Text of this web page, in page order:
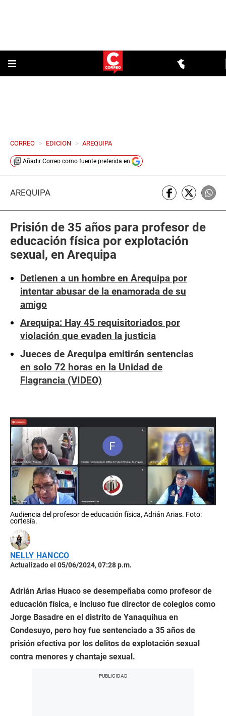
CORREO > EDICION > AREQUIPA
Añadir Correo como fuente preferida en
AREQUIPA
Prisión de 35 años para profesor de
educación física por explotación
sexual, en Arequipa
Detienen a un hombre en Arequipa por
intentar abusar de la enamorada de su
amigo
Arequipa: Hay 45 requisitoriados por
violación que evaden la justicia
Jueces de Arequipa emitirán sentencias
en solo 72 horas en la Unidad de
Flagrancia (VIDEO)
Audiencia del profesor de educación física, Adrián Arias. Foto:
cortesía.
NELLY HANCCO
Actualizado el 05/06/2024, 07:28 p.m.
Adrián Arias Huaco se desempeñaba como profesor de
educación física, e incluso fue director de colegios como
Jorge Basadre en el distrito de Yanaquihua en
Condesuyo, pero hoy fue sentenciado a 35 años de
prisión efectiva por los delitos de explotación sexual
contra menores y chantaje sexual.